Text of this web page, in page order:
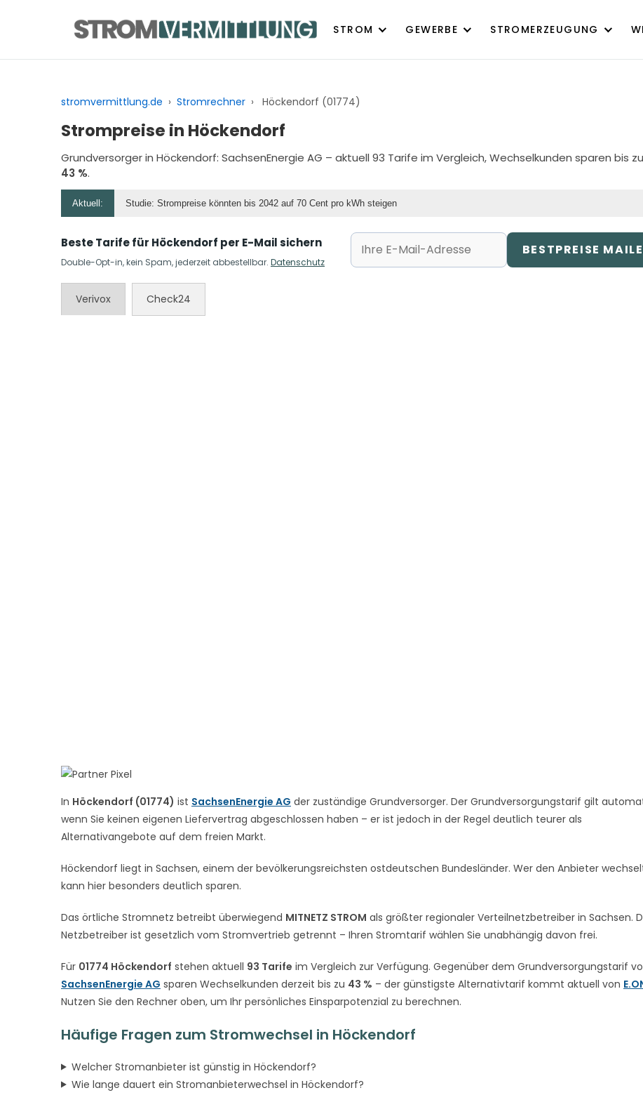
STROM GEWERBE STROMERZEUGUNG
stromvermittlung.de › Stromrechner › Höckendorf (01774)
Strompreise in Höckendorf
Grundversorger in Höckendorf: SachsenEnergie AG – aktuell 93 Tarife im Vergleich, Wechselkunden sparen bis zu
43 %.
In Höckendorf (01774) ist SachsenEnergie AG der zuständige Grundversorger. Der Grundversorgungstarif gilt
wenn Sie keinen eigenen Liefervertrag abgeschlossen haben – er ist jedoch in der Regel deutlich teurer als
Alternativangebote auf dem freien Markt.
Höckendorf liegt in Sachsen, einem der bevölkerungsreichsten ostdeutschen Bundesländer. Wer den Anbieter
kann hier besonders deutlich sparen.
Das örtliche Stromnetz betreibt überwiegend MITNETZ STROM als größter regionaler Verteilnetzbetreiber in Sachsen.
Netzbetreiber ist gesetzlich vom Stromvertrieb getrennt – Ihren Stromtarif wählen Sie unabhängig davon frei.
Für 01774 Höckendorf stehen aktuell 93 Tarife im Vergleich zur Verfügung. Gegenüber dem Grundversorgungstarif
SachsenEnergie AG sparen Wechselkunden derzeit bis zu 43 % – der günstigste Alternativtarif kommt aktuell von
Nutzen Sie den Rechner oben, um Ihr persönliches Einsparpotenzial zu berechnen.
Häufige Fragen zum Stromwechsel in Höckendorf
Welcher Stromanbieter ist günstig in Höckendorf?
Wie lange dauert ein Stromanbieterwechsel in Höckendorf?
Aktuell: Studie: Strompreise könnten bis 2042 auf 70 Cent pro kWh steigen
Beste Tarife für Höckendorf per E-Mail sichern
Double-Opt-in, kein Spam, jederzeit abbestellbar. Datenschutz
BESTPREISE
Verivox Check24